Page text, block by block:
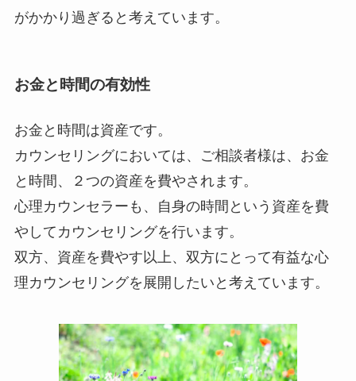
がかかり過ぎると考えています。
お金と時間の有効性
お金と時間は資産です。
カウンセリングにおいては、ご相談者様は、お金
と時間、２つの資産を費やされます。
心理カウンセラーも、自身の時間という資産を費
やしてカウンセリングを行います。
双方、資産を費やす以上、双方にとって有益な心
理カウンセリングを展開したいと考えています。